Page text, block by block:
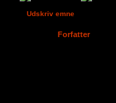
Udskriv emne
Forfatter